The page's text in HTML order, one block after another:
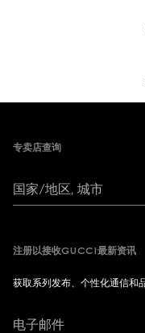
专卖店查询
国家/地区, 城市
注册以接收GUCCI最新资讯
获取系列发布、个性化通信和
电子邮件